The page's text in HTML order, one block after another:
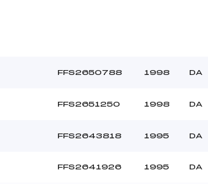
FFS2650788 1998 DA
FFS2651250 1998 DA
FFS2643818 1995 DA
FFS2641926 1995 DA